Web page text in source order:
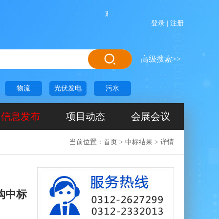
欢迎进入恒联网！恒联网是一家前
登录 注册
高级搜索>>
物流 光伏发电 污水
信息发布 项目动态 会展会议
当前位置： 首页 > 中标结果 > 详情
中标